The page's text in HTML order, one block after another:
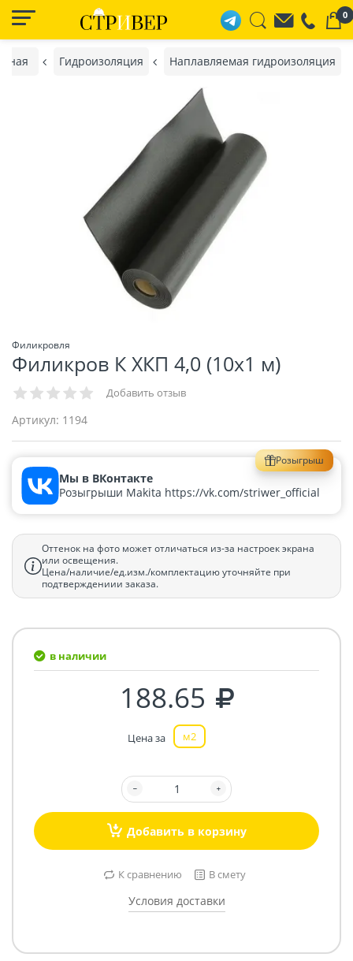
0
Гидроизоляция Наплавляемая гидроизоляция
Филикровля
Филикров К ХКП 4,0 (10х1 м)
Добавить отзыв
Артикул: 1194
Розыгрыш
Мы в ВКонтакте
Розыгрыши Makita https://vk.com/striwer_official
Оттенок на фото может отличаться из-за настроек экрана
или освещения.
Цена/наличие/ед.изм./комплектацию уточняйте при
подтверждениии заказа.
в наличии
188.65
Цена за м2
Добавить в корзину
К сравнению В смету
Условия доставки